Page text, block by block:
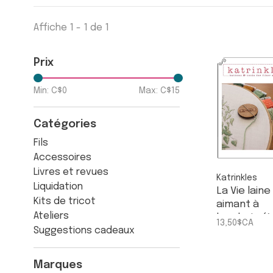
Affiche 1 - 1 de 1
Prix
Min: C$0 Max: C$ 15
Catégories
Fils
Accessoires
Livres et revues
Liquidation
Kits de tricot
Ateliers
Suggestions cadeaux
Marques
Katrinkles
La Vie
aimant à
broderie (à
13,50$CA